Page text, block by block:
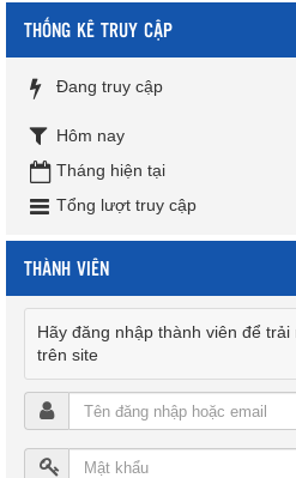
THỐNG KÊ TRUY CẬP
Đang truy cập
Hôm nay
Tháng hiện tại
Tổng lượt truy cập
THÀNH VIÊN
Hãy đăng nhập thành viên để
trên site